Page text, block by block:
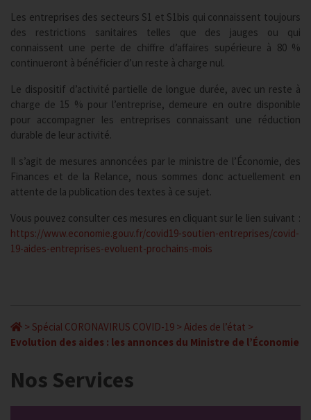
Les entreprises des secteurs S1 et S1bis qui connaissent toujours
des restrictions sanitaires telles que des jauges ou qui
connaissent une perte de chiffre d’affaires supérieure à 80 %
continueront à bénéficier d’un reste à charge nul.
Le dispositif d’activité partielle de longue durée, avec un reste à
charge de 15 % pour l’entreprise, demeure en outre disponible
pour accompagner les entreprises connaissant une réduction
durable de leur activité.
Il s’agit de mesures annoncées par le ministre de l’Économie, des
Finances et de la Relance, nous sommes donc actuellement en
attente de la publication des textes à ce sujet.
Vous pouvez consulter ces mesures en cliquant sur le lien suivant :
https://www.economie.gouv.fr/covid19-soutien-entreprises/covid-
19-aides-entreprises-evoluent-prochains-mois
> Spécial CORONAVIRUS COVID-19 > Aides de l’état >
Evolution des aides : les annonces du Ministre de l’Économie
Nos Services